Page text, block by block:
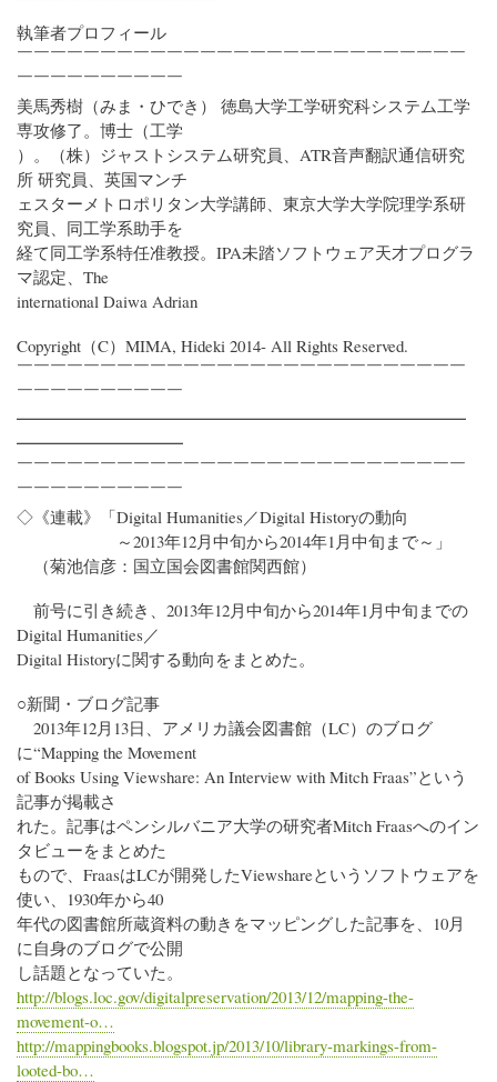
執筆者プロフィール
￣￣￣￣￣￣￣￣￣￣￣￣￣￣￣￣￣￣￣￣￣￣￣￣￣￣￣
￣￣￣￣￣￣￣￣￣￣
美馬秀樹（みま・ひでき） 徳島大学工学研究科システム工学
専攻修了。博士（工学
）。（株）ジャストシステム研究員、ATR音声翻訳通信研究
所 研究員、英国マンチ
ェスターメトロポリタン大学講師、東京大学大学院理学系研
究員、同工学系助手を
経て同工学系特任准教授。IPA未踏ソフトウェア天才プログラ
マ認定、The
international Daiwa Adrian
Copyright（C）MIMA, Hideki 2014- All Rights Reserved.
￣￣￣￣￣￣￣￣￣￣￣￣￣￣￣￣￣￣￣￣￣￣￣￣￣￣￣
￣￣￣￣￣￣￣￣￣￣
━━━━━━━━━━━━━━━━━━━━━━━━━━━
━━━━━━━━━━
￣￣￣￣￣￣￣￣￣￣￣￣￣￣￣￣￣￣￣￣￣￣￣￣￣￣￣
￣￣￣￣￣￣￣￣￣￣
◇《連載》「Digital Humanities／Digital Historyの動向
～2013年12月中旬から2014年1月中旬まで～」
（菊池信彦：国立国会図書館関西館）
前号に引き続き、2013年12月中旬から2014年1月中旬までの
Digital Humanities／
Digital Historyに関する動向をまとめた。
○新聞・ブログ記事
2013年12月13日、アメリカ議会図書館（LC）のブログ
に“Mapping the Movement
of Books Using Viewshare: An Interview with Mitch Fraas”という
記事が掲載さ
れた。記事はペンシルバニア大学の研究者Mitch Fraasへのイン
タビューをまとめた
もので、FraasはLCが開発したViewshareというソフトウェアを
使い、1930年から40
年代の図書館所蔵資料の動きをマッピングした記事を、10月
に自身のブログで公開
し話題となっていた。
http://blogs.loc.gov/digitalpreservation/2013/12/mapping-the-
movement-o…
http://mappingbooks.blogspot.jp/2013/10/library-markings-from-
looted-bo…